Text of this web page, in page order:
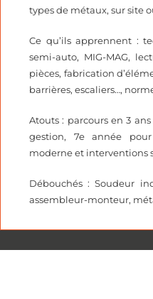
types de métaux, sur site
Ce qu’ils apprennent :
semi-auto, MIG-MAG,
pièces, fabrication
barrières, escaliers…,
Atouts : parcours en 3
gestion, 7e année
moderne et interventions
Débouchés : Soudeur
assembleur-monteur,